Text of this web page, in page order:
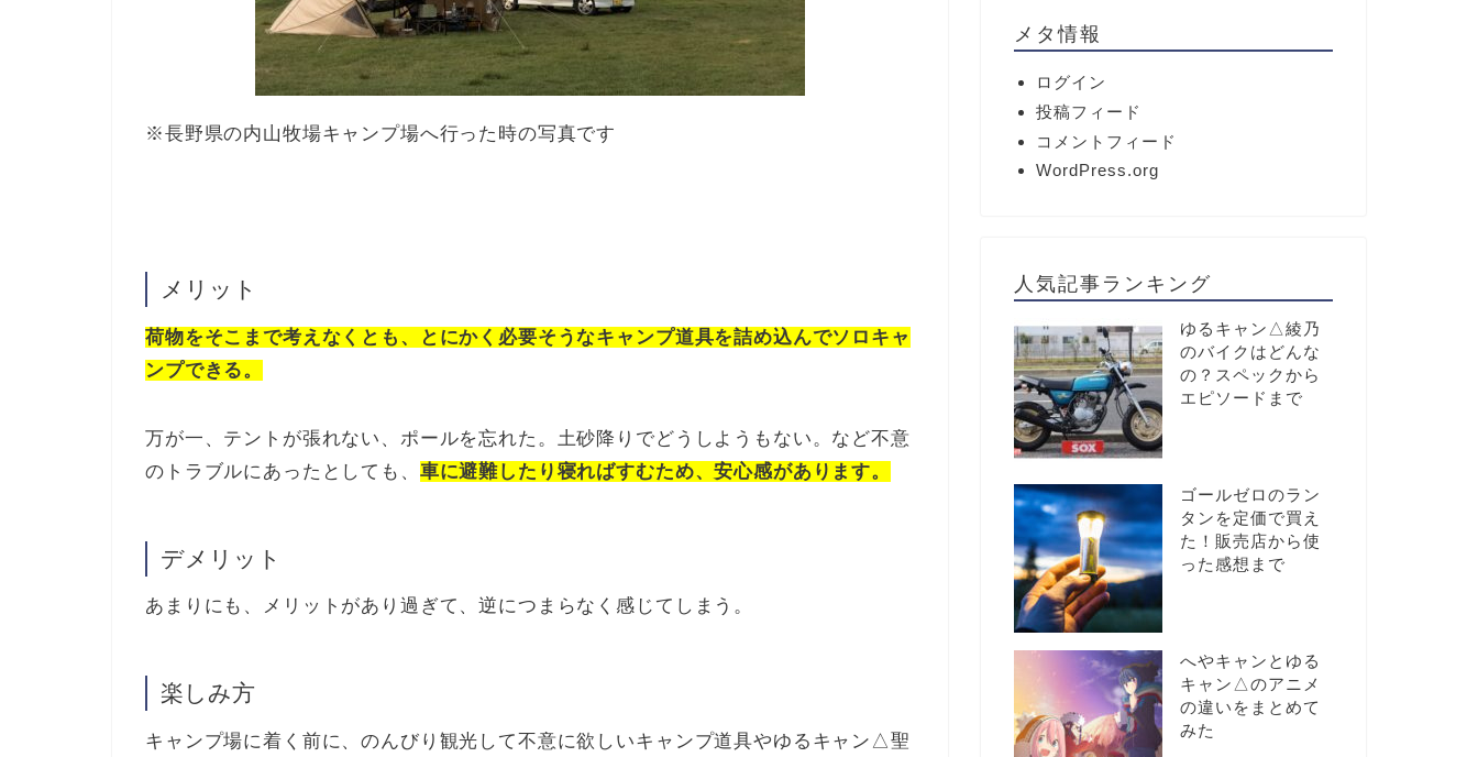
※長野県の内山牧場キャンプ場へ行った時の写真です
メリット
荷物をそこまで考えなくとも、とにかく必要そうなキャンプ道具を詰め込んでソロキャ
ンプできる。
万が一、テントが張れない、ポールを忘れた。土砂降りでどうしようもない。など不意
のトラブルにあったとしても、 車に避難したり寝ればすむため、安心感があります。
デメリット
あまりにも、メリットがあり過ぎて、逆につまらなく感じてしまう。
楽しみ方
キャンプ場に着く前に、のんびり観光して不意に欲しいキャンプ道具やゆるキャン△聖
メタ情報
ログイン
投稿フィード
コメントフィード
WordPress.org
人気記事ランキング
ゆるキャン△綾乃
のバイクはどんな
の？スペックから
エピソードまで
ゴールゼロのラン
タンを定価で買え
た！販売店から使
った感想まで
へやキャンとゆる
キャン△のアニメ
の違いをまとめて
みた